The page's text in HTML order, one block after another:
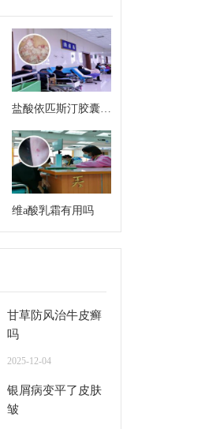
盐酸依匹斯汀胶囊来
维a酸乳霜有用吗
甘草防风治牛皮癣
吗
2025-12-04
银屑病变平了皮肤
皱